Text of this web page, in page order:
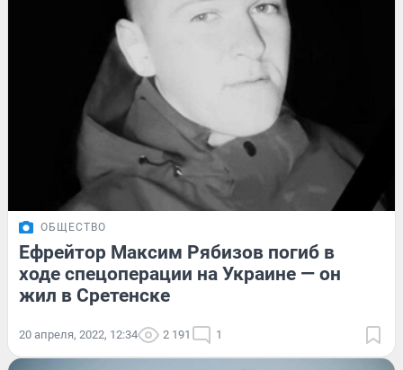
ОБЩЕСТВО
Ефрейтор Максим Рябизов погиб в
ходе спецоперации на Украине — он
жил в Сретенске
20 апреля, 2022, 12:34 2 191 1